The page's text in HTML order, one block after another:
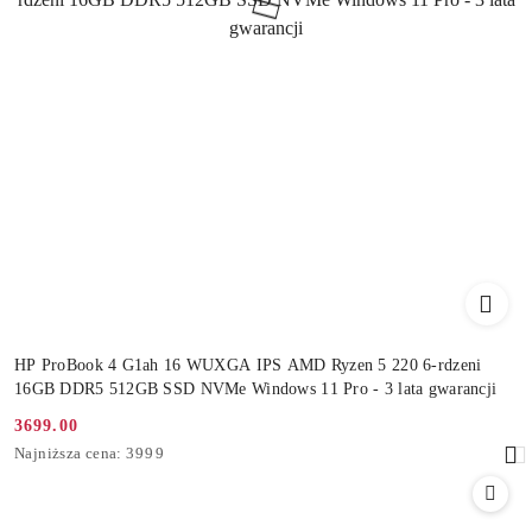
HP ProBook 4 G1ah 16 WUXGA IPS AMD Ryzen 5 220 6-rdzeni
16GB DDR5 512GB SSD NVMe Windows 11 Pro - 3 lata gwarancji
Cena
promocyjna:
3699.00
Najniższa
Najniższa cena: 3999